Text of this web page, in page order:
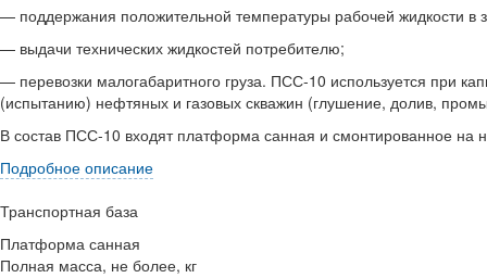
— поддержания положительной температуры рабочей жидкости в
— выдачи технических жидкостей потребителю;
— перевозки малогабаритного груза. ПСС-10 используется при
(испытанию) нефтяных и газовых скважин (глушение, долив,
В состав ПСС-10 входят платформа санная и смонтированное на
Подробное описание
Транспортная база
Платформа санная
Полная масса, не более, кг